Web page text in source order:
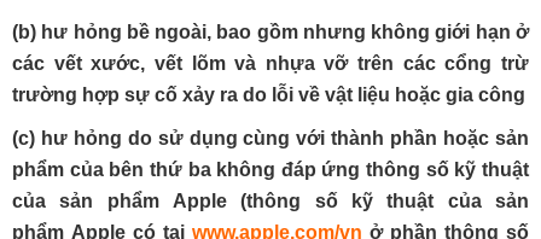
(b) hư hỏng bề ngoài, bao gồm nhưng không giới hạn ở
các vết xước, vết lõm và nhựa vỡ trên các cổng trừ
trường hợp sự cố xảy ra do lỗi về vật liệu hoặc gia công
(c) hư hỏng do sử dụng cùng với thành phần hoặc sản
phẩm của bên thứ ba không đáp ứng thông số kỹ thuật
của sản phẩm Apple (thông số kỹ thuật của sản
phẩm Apple có tại www.apple.com/vn ở phần thông số